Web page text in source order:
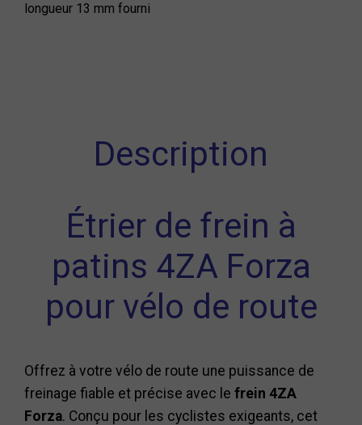
longueur 13 mm fourni
Description
Étrier de frein à
patins 4ZA Forza
pour vélo de route
Offrez à votre vélo de route une puissance de
freinage fiable et précise avec le frein 4ZA
Forza. Conçu pour les cyclistes exigeants, cet